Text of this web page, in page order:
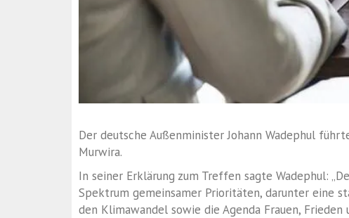
Der deutsche Außenminister Johann Wadephul
Murwira.
In seiner Erklärung zum Treffen sagte Wadephul:
Spektrum gemeinsamer Prioritäten, darunter eine
den Klimawandel sowie die Agenda Frauen, Frieden